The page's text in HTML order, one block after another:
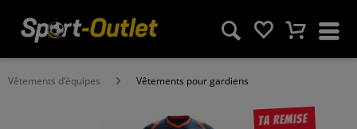
Vêtements d‘équipes Vêtements pour gardiens
Ta remise